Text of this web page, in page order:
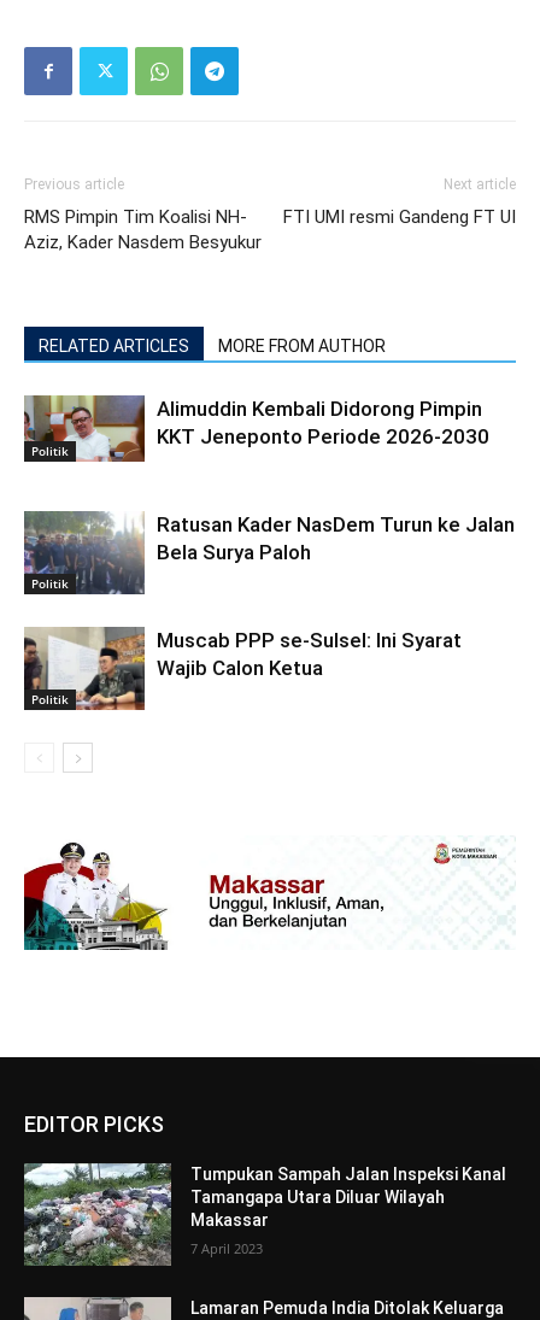
Previous article
RMS Pimpin Tim Koalisi NH-
Aziz, Kader Nasdem Besyukur
Next article
FTI UMI resmi Gandeng FT UI
RELATED ARTICLES MORE FROM AUTHOR
Politik
Alimuddin Kembali Didorong Pimpin
KKT Jeneponto Periode 2026-2030
Politik
Ratusan Kader NasDem Turun ke Jalan
Bela Surya Paloh
Politik
Muscab PPP se-Sulsel: Ini Syarat
Wajib Calon Ketua
EDITOR PICKS
Tumpukan Sampah Jalan Inspeksi Kanal
Tamangapa Utara Diluar Wilayah
Makassar
7 April 2023
Lamaran Pemuda India Ditolak Keluarga